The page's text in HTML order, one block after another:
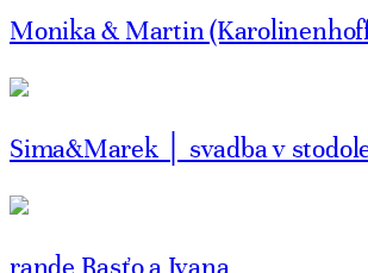
Monika & Martin
Sima&Marek │ svadba v
rande Rasťo a Ivana